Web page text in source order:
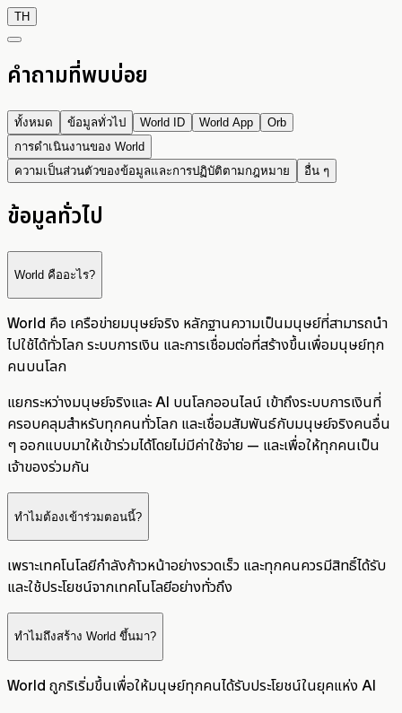
TH
คำถามที่พบบ่อย
ทั้งหมด ข้อมูลทั่วไป World ID World App
Orb
การดำเนินงานของ World
ความเป็นส่วนตัวของข้อมูลและการปฏิบัติตามกฎหมาย
อื่น ๆ
ข้อมูลทั่วไป
World คืออะไร?
World คือ เครือข่ายมนุษย์จริง หลักฐานความเป็นมนุษย์ที่สามารถนำ
ไปใช้ได้ทั่วโลก ระบบการเงิน และการเชื่อมต่อที่สร้างขึ้นเพื่อมนุษย์ทุก
คนบนโลก
แยกระหว่างมนุษย์จริงและ AI บนโลกออนไลน์ เข้าถึงระบบการเงินที่
ครอบคลุมสำหรับทุกคนทั่วโลก และเชื่อมสัมพันธ์กับมนุษย์จริงคนอื่น
ๆ ออกแบบมาให้เข้าร่วมได้โดยไม่มีค่าใช้จ่าย — และเพื่อให้ทุกคนเป็น
เจ้าของร่วมกัน
ทำไมต้องเข้าร่วมตอนนี้?
เพราะเทคโนโลยีกำลังก้าวหน้าอย่างรวดเร็ว และทุกคนควรมีสิทธิ์ได้รับ
และใช้ประโยชน์จากเทคโนโลยีอย่างทั่วถึง
ทำไมถึงสร้าง World ขึ้นมา?
World ถูกริเริ่มขึ้นเพื่อให้มนุษย์ทุกคนได้รับประโยชน์ในยุคแห่ง AI